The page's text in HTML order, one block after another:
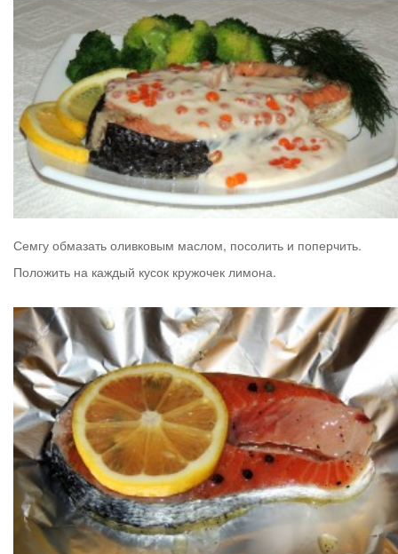
Семгу обмазать оливковым маслом, посолить и поперчить.
Положить на каждый кусок кружочек лимона.